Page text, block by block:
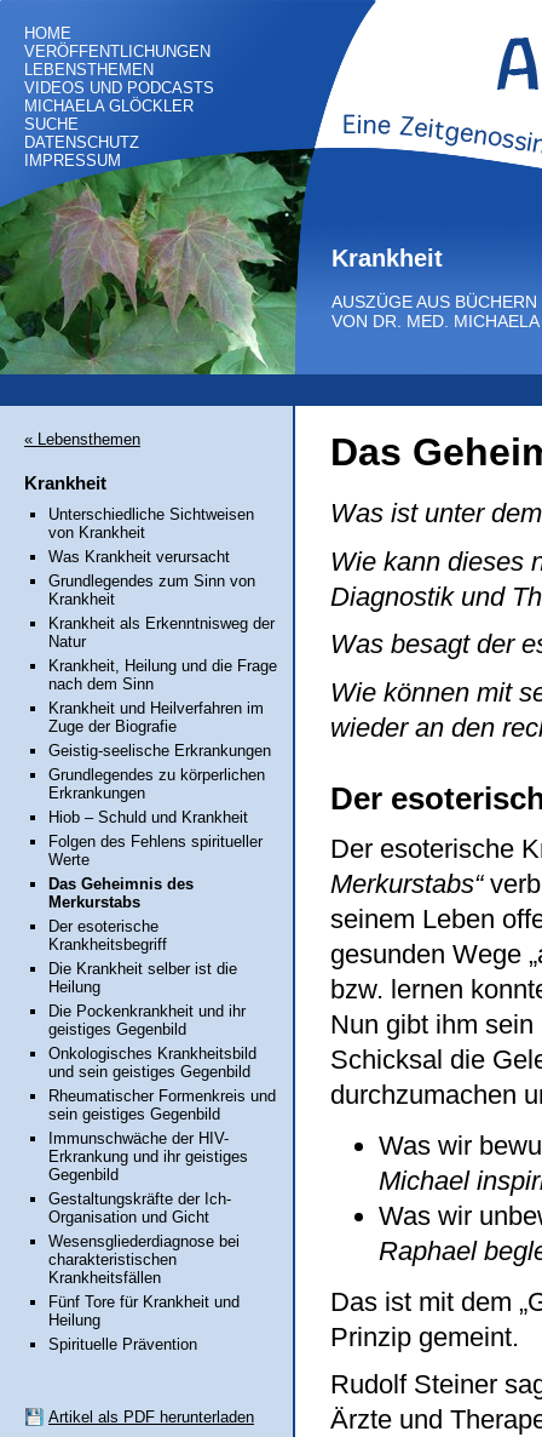
HOME
VERÖFFENTLICHUNGEN
LEBENSTHEMEN
VIDEOS UND PODCASTS
MICHAELA GLÖCKLER
SUCHE
DATENSCHUTZ
IMPRESSUM
Krankheit
AUSZÜGE AUS
VON DR. MED.
Das
Was ist unter
Wie kann dieses
Diagnostik und
Was besagt der
Wie können mit
wieder an den
Der
Der esoterische
Merkurstabs“
seinem Leben
gesunden Wege
bzw. lernen
Nun gibt ihm
Schicksal die
durchzumachen
Was wir
Michael
Was wir
Raphael
Das ist mit dem
Prinzip gemeint.
Rudolf Steiner
Ärzte und
« Lebensthemen
Krankheit
Unterschiedliche Sichtweisen
von Krankheit
Was Krankheit verursacht
Grundlegendes zum Sinn von
Krankheit
Krankheit als Erkenntnisweg der
Natur
Krankheit, Heilung und die Frage
nach dem Sinn
Krankheit und Heilverfahren im
Zuge der Biografie
Geistig-seelische Erkrankungen
Grundlegendes zu körperlichen
Erkrankungen
Hiob – Schuld und Krankheit
Folgen des Fehlens spiritueller
Werte
Das Geheimnis des
Merkurstabs
Der esoterische
Krankheitsbegriff
Die Krankheit selber ist die
Heilung
Die Pockenkrankheit und ihr
geistiges Gegenbild
Onkologisches Krankheitsbild
und sein geistiges Gegenbild
Rheumatischer Formenkreis und
sein geistiges Gegenbild
Immunschwäche der HIV-
Erkrankung und ihr geistiges
Gegenbild
Gestaltungskräfte der Ich-
Organisation und Gicht
Wesensgliederdiagnose bei
charakteristischen
Krankheitsfällen
Fünf Tore für Krankheit und
Heilung
Spirituelle Prävention
Artikel als PDF herunterladen